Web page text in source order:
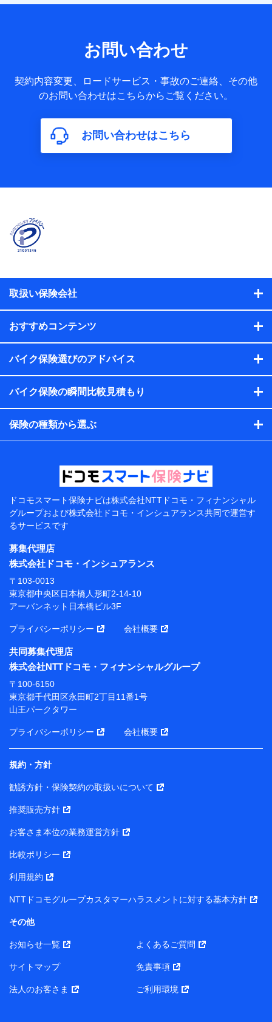
品の名称・購入場所・決済に関する情報、アンケートの回答
当社または株式会社NTTドコモ・フィナンシャルグループが
提供する保険関連サービスに関して取得し、又は保有する情
ー登録受付時に提供いただいた情報（氏名、住所、生年月
日、性別、保険契約者と被保険者の関係、保険加入の目的、
保険商品の内容、保険料、保険料のお支払方法、車のメーカ
ペットの種類や年齢など）及びお客様との応対記録（お客様
に提示した比較見積の試算結果情報、メールマガジンを提供
した際のメール内容や送信履歴の情報及び保険の更改案内等
を提供した際のメール内容や送信履歴などの情報）が含まれ
当社または株式会社NTTドコモ・フィナンシャルグループが
契約者と被保険者の関係、保険加入の目的、保険商品の内
容、保険料、保険料のお支払方法、車のメーカーや走行距離
などの情報、建物の構造や築年数などの情報、ペットの種類
【共同して利用する者の範囲】
当社
【利用目的】
提供する保険関連サービスにおけるユーザー登録受付および
取引のあるもしくは委託を受けている保険会社・提携会社の
会社のサービスを案内、提供するため
（各サービスで取得したサービス利用履歴、ウェブサイトの
閲覧履歴、購買履歴、ご契約内容等のパーソナルデータを分
析して、お客さまの趣味・嗜好・傾向に応じたサービス・商
品等に関するご提案や広告の配信等を行うことがありま
す。）
各種セミナーの開催のため
コンサルティングサービスの実施のため
アンケートやキャンペーン等の実施のため
上記に係る案内・手続き・管理等付帯業務を行うため
【当該個人データの管理について責任を有する者の名
称・住所・代表者名】
当該個人データを取り扱う各共同利用者（詳細は次のと
おり）
東京都千代田区永田町2丁目11番1号 山王パークタワー
株式会社NTTドコモ・フィナンシャルグループ 代表取
締役社長 廣井 孝史
東京都中央区日本橋人形町2-14-10 アーバンネット日
本橋ビル 3F
って、以下の提携代理店とお客様の個人データを共同利
用することがあります。
1. 共同利用する個人データの項目
氏名、生年月日、住所、メールアドレス、電話番号、個人の
相談予約に関する情報等
保険契約者と被保険者との関係等
扱とならない保険契約の内容等
情報
2. 共同利用者の範囲
当社（https://www.docomo-insurance.co.jp/）
お問い合わせ
契約内容変更、ロードサービス・事故のご連絡、その他
のお問い合わせはこちらからご覧ください。
お問い合わせはこちら
取扱い保険会社
おすすめコンテンツ
バイク保険選びのアドバイス
バイク保険の瞬間比較見積もり
保険の種類から選ぶ
ドコモスマート保険ナビは株式会社NTTドコモ・フィナンシャル
グループおよび株式会社ドコモ・インシュアランス共同で運営す
るサービスです
募集代理店
株式会社ドコモ・インシュアランス
〒103-0013
東京都中央区日本橋人形町2-14-10
アーバンネット日本橋ビル3F
プライバシーポリシー 会社概要
共同募集代理店
株式会社NTTドコモ・フィナンシャルグループ
〒100-6150
東京都千代田区永田町2丁目11番1号
山王パークタワー
プライバシーポリシー 会社概要
規約・方針
勧誘方針・保険契約の取扱いについて
推奨販売方針
お客さま本位の業務運営方針
比較ポリシー
利用規約
NTTドコモグループカスタマーハラスメントに対する基本方針
その他
お知らせ一覧 よくあるご質問
サイトマップ 免責事項
法人のお客さま ご利用環境